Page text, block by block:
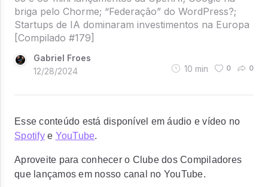
briga pelo Chorme; “Federação” do WordPress?;
Startups de IA dominaram investimentos na Europa
[Compilado #179]
Gabriel Froes
12/28/2024
10 min 0 0
Esse conteúdo está disponível em áudio e vídeo no
Spotifye YouTube.
Aproveite para conhecer o Clube dos Compiladores
que lançamos em nosso canal no YouTube.